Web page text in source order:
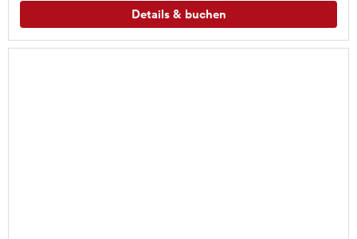
Details & buchen